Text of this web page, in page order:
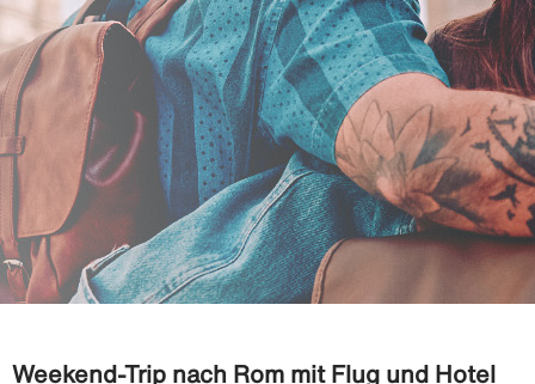
Weekend-Trip nach Rom mit Flug und Hotel